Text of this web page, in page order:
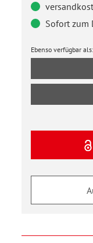
Sofort zum
Ebenso verfügbar als: